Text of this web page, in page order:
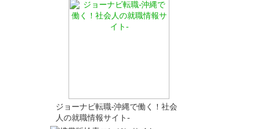
ジョーナビ転職-沖縄で働く！社会
人の就職情報サイト-